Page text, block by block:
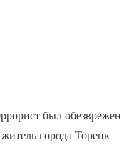
был обезврежен
города Торецк